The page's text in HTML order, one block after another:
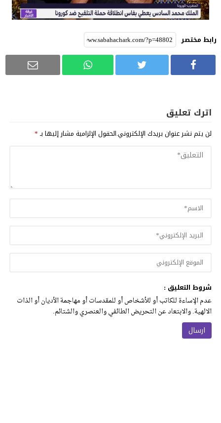
رابط مختصر
اترك تعليق
لن يتم نشر عنوان بريدك الإلكتروني.الحقول الإلزامية مشار إليها بـ*
شروط التعليق :
عدم الإساءة للكاتب أو للأشخاص أو للمقدسات أو مهاجمة الأديان أو الذات
الالهية. والابتعاد عن التحريض الطائفي والعنصري والشتائم.